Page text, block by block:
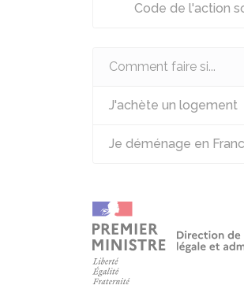
Code de l'action
Comment faire si...
J'achète un logement
Je déménage en